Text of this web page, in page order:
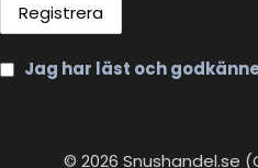
Jag har läst och
© 2026 Snushandel.se